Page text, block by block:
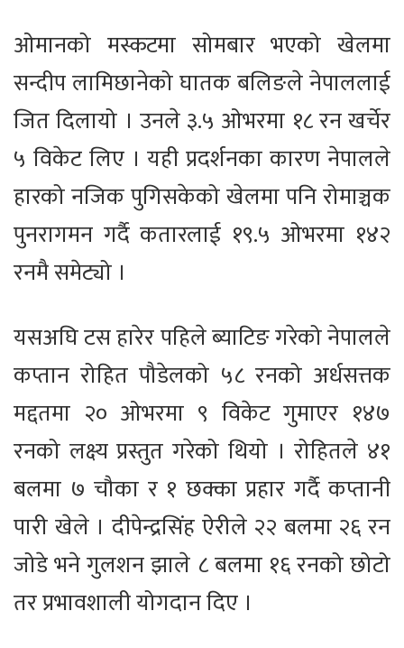
ओमानको मस्कटमा सोमबार भएको खेलमा
सन्दीप लामिछानेको घातक बलिङले नेपाललाई
जित दिलायो । उनले ३.५ ओभरमा १८ रन खर्चेर
५ विकेट लिए । यही प्रदर्शनका कारण नेपालले
हारको नजिक पुगिसकेको खेलमा पनि रोमाञ्चक
पुनरागमन गर्दै कतारलाई १९.५ ओभरमा १४२
रनमै समेट्यो ।
यसअघि टस हारेर पहिले ब्याटिङ गरेको नेपालले
कप्तान रोहित पौडेलको ५८ रनको अर्धसत्तक
मद्दतमा २० ओभरमा ९ विकेट गुमाएर १४७
रनको लक्ष्य प्रस्तुत गरेको थियो । रोहितले ४१
बलमा ७ चौका र १ छक्का प्रहार गर्दै कप्तानी
पारी खेले । दीपेन्द्रसिंह ऐरीले २२ बलमा २६ रन
जोडे भने गुलशन झाले ८ बलमा १६ रनको छोटो
तर प्रभावशाली योगदान दिए ।